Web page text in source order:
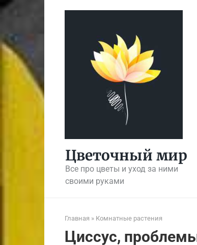
Перейти
Цветочный мир
Все про цветы и уход за ними
своими руками
Главная » Комнатные растения
Циссус,